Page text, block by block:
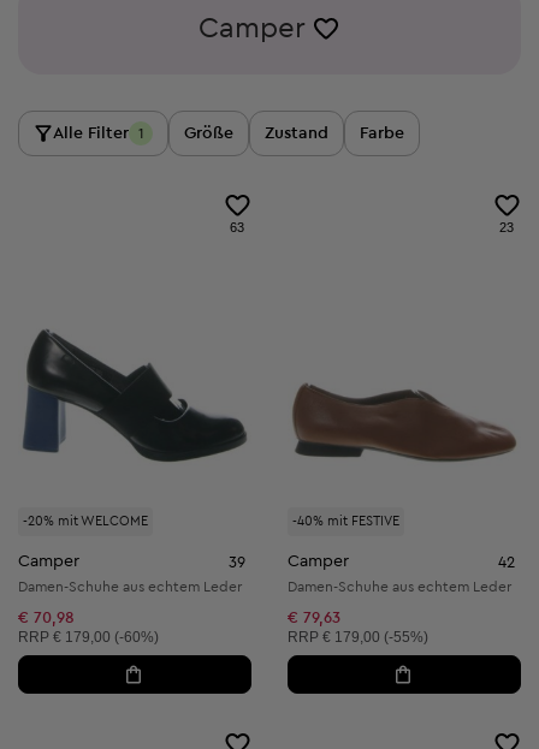
Camper
Alle Filter 1 Größe Zustand Farbe
-20% mit WELCOME
63
Camper 39
Damen-Schuhe aus echtem Leder
€ 70,98
Unverbindliche Preisempfehlung:
RRP € 179,00 (-60%)
-40% mit FESTIVE
23
Camper 42
Damen-Schuhe aus echtem Leder
€ 79,63
Unverbindliche Preisempfehlung:
RRP € 179,00 (-55%)